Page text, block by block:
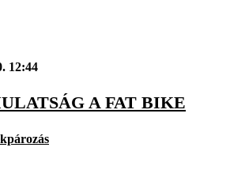
12:44
A FAT BIKE